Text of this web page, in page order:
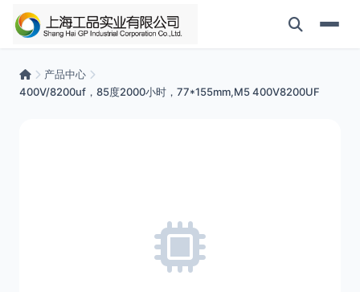
产品中心
400V/8200uf，85度2000小时，77*155mm,M5 400V8200UF